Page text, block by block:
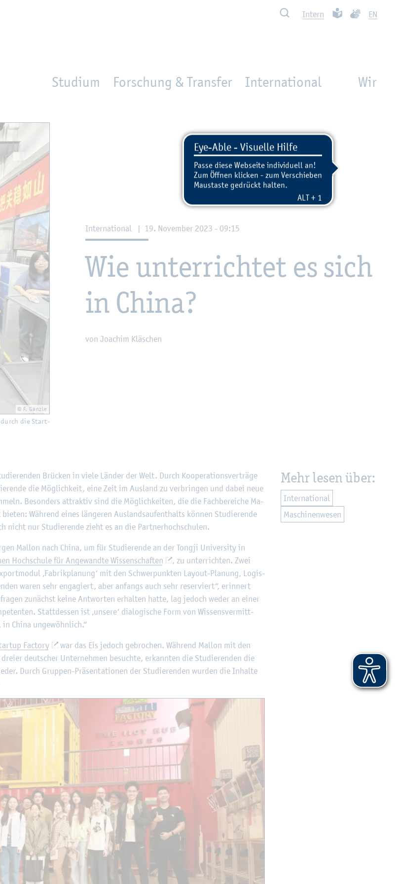
Such­ben In­tern Leich­te Spra­che
EN
Studium Forschung & Transfer International Wir
© F. Gänz­le
durch die Start­
In­ter­na­tio­nal | 19. No­vem­ber 2023 - 09:15
Wie un­ter­rich­tet es sich
in China?
von Joa­chim Kläschen
Brü­cken in viele Län­der der Welt. Durch Ko­ope­ra­ti­ons­ver­trä­ge
die Mög­lich­keit, eine Zeit im Aus­land zu ver­brin­gen und dabei neue
Be­son­ders at­trak­tiv sind die Mög­lich­kei­ten, die die Fach­be­rei­che Ma­
Wäh­rend eines län­ge­ren Aus­lands­auf­ent­halts kön­nen Stu­die­ren­de
nicht nur Stu­die­ren­de zieht es an die Part­ner­hoch­schu­len.
Mal­lon nach China, um für Stu­die­ren­de an der Tong­ji Uni­ver­si­ty in
Hoch­schu­le für An­ge­wand­te Wis­sen­schaf­ten
, zu un­ter­rich­ten. Zwei
‚Fa­brik­pla­nung‘ mit den Schwer­punk­ten Lay­out-Pla­nung, Lo­gis­
waren sehr en­ga­giert, aber an­fangs auch sehr re­ser­viert“, er­in­nert
zu­nächst keine Ant­wor­ten er­hal­ten hatte, lag je­doch weder an einer
Statt­des­sen ist ‚un­se­re‘ dia­lo­gi­sche Form von Wis­sens­ver­mitt­
China un­ge­wöhn­lich.“
Fac­to­ry
war das Eis je­doch ge­bro­chen. Wäh­rend Mal­lon mit den
deut­scher Un­ter­neh­men be­such­te, er­kann­ten die Stu­die­ren­den die
Durch Grup­pen-Prä­sen­ta­tio­nen der Stu­die­ren­den wur­den die In­hal­te
©Fach­hoch­schu­le Kiel Mehr lesen über:
In­ter­na­tio­nal
Ma­schi­nen­we­sen